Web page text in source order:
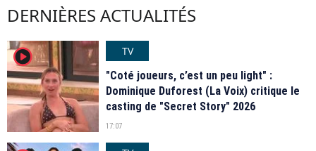
DERNIÈRES ACTUALITÉS
player2
TV
"Coté joueurs, c’est un peu light" :
Dominique Duforest (La Voix) critique le
casting de "Secret Story" 2026
17:07